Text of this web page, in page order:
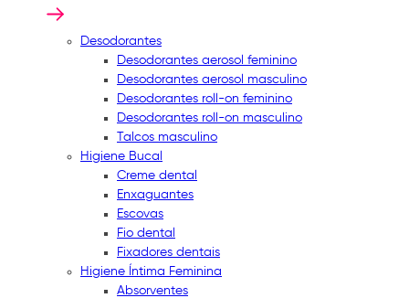
Desodorantes
Desodorantes aerosol feminino
Desodorantes aerosol masculino
Desodorantes roll-on feminino
Desodorantes roll-on masculino
Talcos masculino
Higiene Bucal
Creme dental
Enxaguantes
Escovas
Fio dental
Fixadores dentais
Higiene Íntima Feminina
Absorventes